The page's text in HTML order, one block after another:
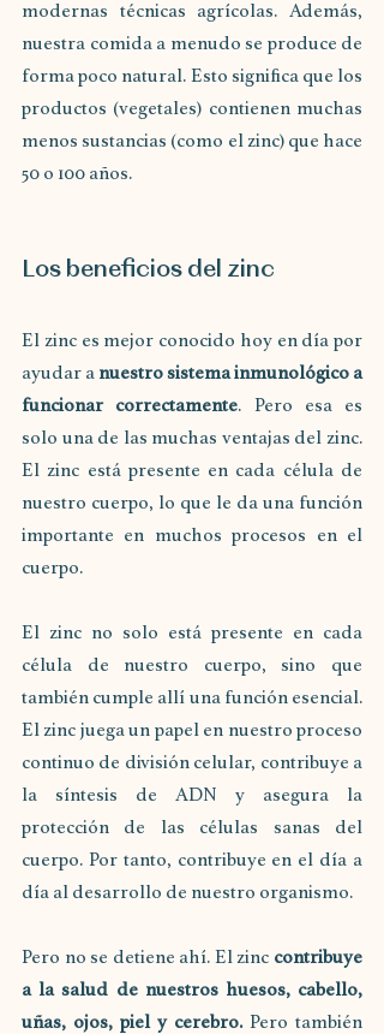
modernas técnicas agrícolas. Además,
nuestra comida a menudo se produce de
forma poco natural. Esto significa que los
productos (vegetales) contienen muchas
menos sustancias (como el zinc) que hace
50 o 100 años.
Los beneficios del zinc
El zinc es mejor conocido hoy en día por
ayudar a nuestro sistema inmunológico a
funcionar correctamente. Pero esa es
solo una de las muchas ventajas del zinc.
El zinc está presente en cada célula de
nuestro cuerpo, lo que le da una función
importante en muchos procesos en el
cuerpo.
El zinc no solo está presente en cada
célula de nuestro cuerpo, sino que
también cumple allí una función esencial.
El zinc juega un papel en nuestro proceso
continuo de división celular, contribuye a
la síntesis de ADN y asegura la
protección de las células sanas del
cuerpo. Por tanto, contribuye en el día a
día al desarrollo de nuestro organismo.
Pero no se detiene ahí. El zinc contribuye
a la salud de nuestros huesos, cabello,
uñas, ojos, piel y cerebro. Pero también